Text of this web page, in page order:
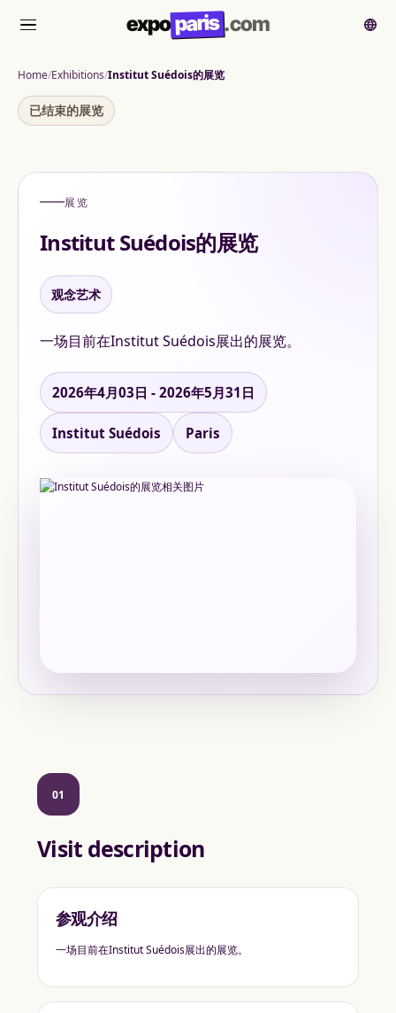
菜单 expoparis.com
Home Exhibitions Institut Suédois的展览
已结束的展览
展览
Institut Suédois的展览
观念艺术
一场目前在Institut Suédois展出的展览。
2026年4月03日 - 2026年5月31日
Institut Suédois Paris
01
Visit description
参观介绍
一场目前在Institut Suédois展出的展览。